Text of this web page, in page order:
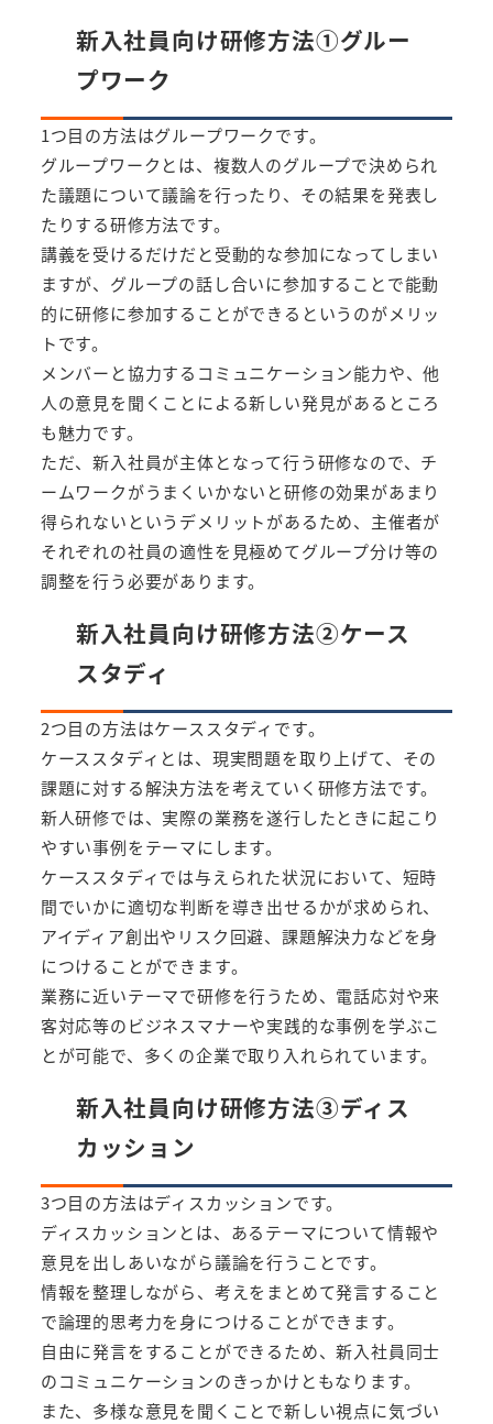
新入社員向け研修方法①グルー
プワーク
1つ目の方法はグループワークです。
グループワークとは、複数人のグループで決められ
た議題について議論を行ったり、その結果を発表し
たりする研修方法です。
講義を受けるだけだと受動的な参加になってしまい
ますが、グループの話し合いに参加することで能動
的に研修に参加することができるというのがメリッ
トです。
メンバーと協力するコミュニケーション能力や、他
人の意見を聞くことによる新しい発見があるところ
も魅力です。
ただ、新入社員が主体となって行う研修なので、チ
ームワークがうまくいかないと研修の効果があまり
得られないというデメリットがあるため、主催者が
それぞれの社員の適性を見極めてグループ分け等の
調整を行う必要があります。
新入社員向け研修方法②ケース
スタディ
2つ目の方法はケーススタディです。
ケーススタディとは、現実問題を取り上げて、その
課題に対する解決方法を考えていく研修方法です。
新人研修では、実際の業務を遂行したときに起こり
やすい事例をテーマにします。
ケーススタディでは与えられた状況において、短時
間でいかに適切な判断を導き出せるかが求められ、
アイディア創出やリスク回避、課題解決力などを身
につけることができます。
業務に近いテーマで研修を行うため、電話応対や来
客対応等のビジネスマナーや実践的な事例を学ぶこ
とが可能で、多くの企業で取り入れられています。
新入社員向け研修方法③ディス
カッション
3つ目の方法はディスカッションです。
ディスカッションとは、あるテーマについて情報や
意見を出しあいながら議論を行うことです。
情報を整理しながら、考えをまとめて発言すること
で論理的思考力を身につけることができます。
自由に発言をすることができるため、新入社員同士
のコミュニケーションのきっかけともなります。
また、多様な意見を聞くことで新しい視点に気づい